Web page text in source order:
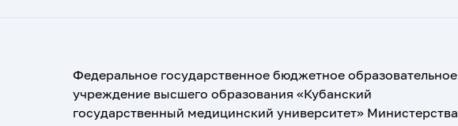
Федеральное государственное бюджетное образовательное
учреждение высшего образования «Кубанский
государственный медицинский университет» Министерства